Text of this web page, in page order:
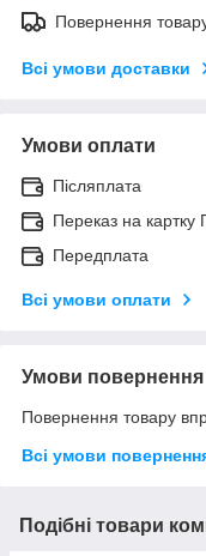
Повернення
Всі умови доставки
Умови оплати
Післяплата
Переказ на картку
Передплата
Всі умови оплати
Умови повернення
Повернення товару
Всі умови
Подібні товари